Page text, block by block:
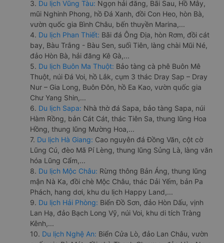
3. Du lịch Vũng Tàu: Ngọn hải đăng, Bãi Sau, Hồ Mây,
mũi Nghinh Phong, hồ Đá Xanh, đồi Con Heo, hòn Bà,
vườn quốc gia Bình Châu, bến thuyền Marina,...
4. Du lịch Phan Thiết: Bãi đá Ông Địa, hòn Rơm, đồi cát
bay, Bàu Trắng - Bàu Sen, suối Tiên, làng chài Mũi Né,
đảo Hòn Bà, hải đăng Kê Gà,...
5. Du lịch Buôn Ma Thuột: Bảo tàng cà phê Buôn Mê
Thuột, núi Đá Voi, hồ Lắk, cụm 3 thác Dray Sap – Dray
Nur – Gia Long, Buôn Đôn, hồ Ea Kao, vườn quốc gia
Chư Yang Shin,...
6. Du lịch Sapa: Nhà thờ đá Sapa, bảo tàng Sapa, núi
Hàm Rồng, bản Cát Cát, thác Tiên Sa, thung lũng Hoa
Hồng, thung lũng Mường Hoa,...
7. Du lịch Hà Giang: Cao nguyên đá Đồng Văn, cột cờ
Lũng Cú, đèo Mã Pí Lèng, thung lũng Sủng Là, làng văn
hóa Lũng Cẩm,...
8. Du lịch Mộc Châu: Rừng thông Bản Áng, thung lũng
mận Nà Ka, đồi chè Mộc Châu, thác Dải Yếm, bản Pa
Phách, hang dơi, khu du lịch Happy Land,...
9. Du lịch Hải Phòng: Biển Đồ Sơn, đảo Hòn Dấu, vịnh
Lan Hạ, đảo Bạch Long Vỹ, núi Voi, khu di tích Tràng
Kênh,...
10. Du lịch Nghệ An: Biển Cửa Lò, đảo Lan Châu, vườn